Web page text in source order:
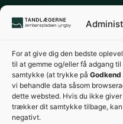
For at give dig den bedste
til at gemme og/eller få adgang
samtykke (at trykke på Godkend
vi behandle data såsom
dette websted. Hvis du ikke
trækker dit samtykke tilbage,
negativt.